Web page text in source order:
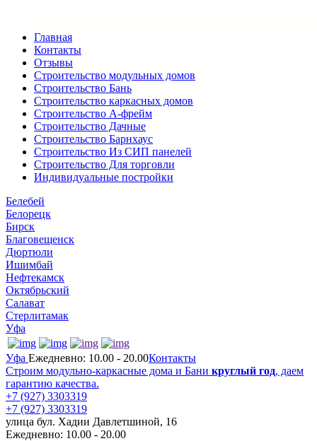
Главная
Контакты
Отзывы
Строительство модульных домов
Строительство Бань
Строительство каркасных домов
Строительство А-фрейм
Строительство Дачные
Строительство Барнхаус
Строительство Из СИП панелей
Строительство Для торговли
Индивидуальные постройки
Белебей
Белорецк
Бирск
Благовещенск
Дюртюли
Ишимбай
Нефтекамск
Октябрьский
Салават
Стерлитамак
Уфа
Уфа Ежедневно: 10.00 - 20.00Контакты
Строим модульно-каркасные дома и Бани круглый год, даем
гарантию качества.
+7 (927) 3303319
+7 (927) 3303319
улица бул. Хадии Давлетшиной, 16
Ежедневно: 10.00 - 20.00